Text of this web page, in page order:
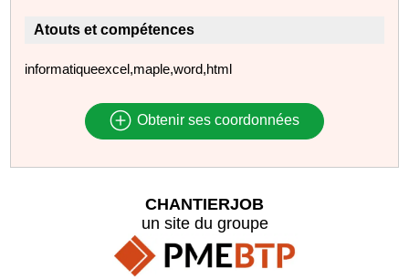
Atouts et compétences
informatiqueexcel,maple,word,html
Obtenir ses coordonnées
CHANTIERJOB
un site du groupe